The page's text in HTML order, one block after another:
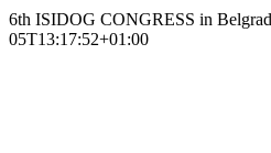
6th ISIDOG CONGRESS in
05T13:17:52+01:00